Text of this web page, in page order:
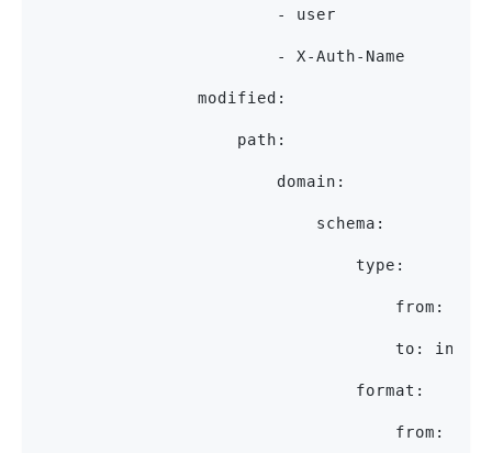
                        - user
                        - X-Auth-Name
                modified:
                    path:
                        domain:
                            schema:
                                type:
from:
to:
                                format:
from: